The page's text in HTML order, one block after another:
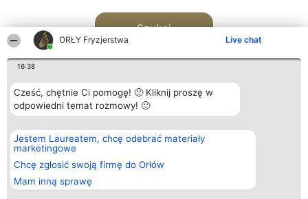
ORŁY Fryzjerstwa Live chat
16:38
Cześć, chętnie Ci pomogę! 🙂 Kliknij proszę w
odpowiedni temat rozmowy! 🙂
Jestem Laureatem, chcę odebrać materiały
marketingowe
Chcę zgłosić swoją firmę do Orłów
Mam inną sprawę
Szukaj
Organizator plebiscytu
Bright Side Solutions sp. z o.
o. sp. k.
ul. Ruska 22
Wrocław 50-079
KRS 0000749100 | Regon
381313360 | NIP 8943132676
Plebiscyt
Laureaci
wszystkich
Laureatów
Regulamin
Kontakt
Kontakt